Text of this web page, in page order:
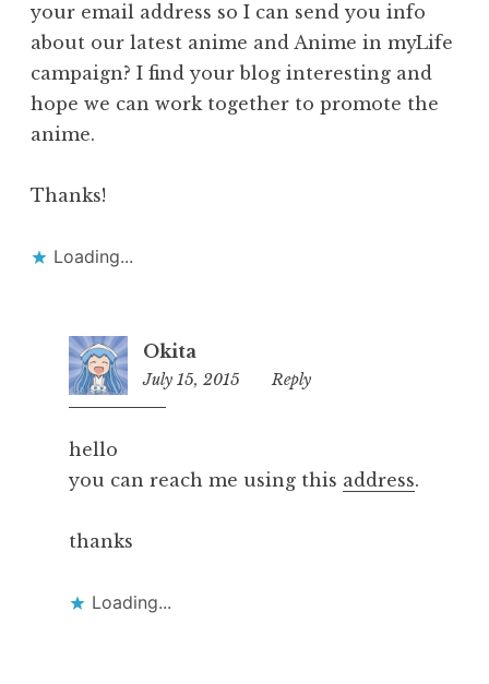
your email address so I can send you info
about our latest anime and Anime in myLife
campaign? I find your blog interesting and
hope we can work together to promote the
anime.
Thanks!
Loading...
Okita
July 15, 2015 23:08
Reply
hello
you can reach me using this address.
thanks
Loading...